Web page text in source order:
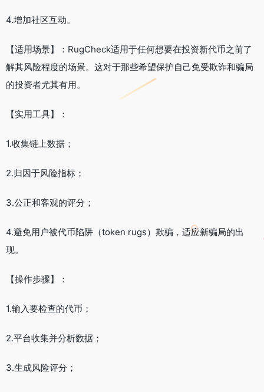
4.增加社区互动。
【适用场景】：RugCheck适用于任何想要在投资新代币之前了
解其风险程度的场景。这对于那些希望保护自己免受欺诈和骗局
的投资者尤其有用。
【实用工具】：
1.收集链上数据；
2.归因于风险指标；
3.公正和客观的评分；
4.避免用户被代币陷阱（token rugs）欺骗，适应新骗局的出
现。
【操作步骤】：
1.输入要检查的代币；
2.平台收集并分析数据；
3.生成风险评分；